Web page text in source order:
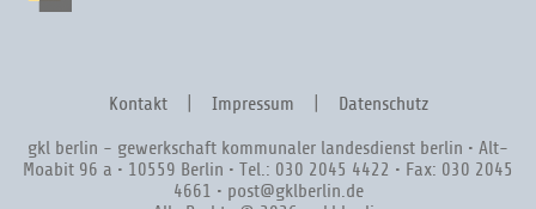
Kontakt Impressum Datenschutz
gkl berlin - gewerkschaft kommunaler landesdienst berlin • Alt-
Moabit 96 a • 10559 Berlin • Tel.: 030 2045 4422 • Fax: 030 2045
4661 • post@gklberlin.de